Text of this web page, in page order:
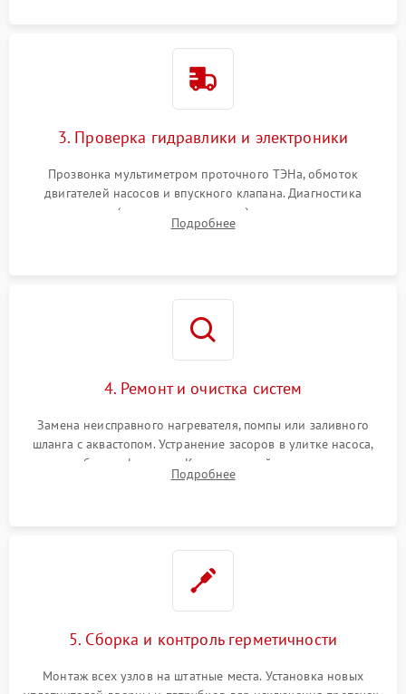
3. Проверка гидравлики и электроники
Прозвонка мультиметром проточного ТЭНа, обмоток
двигателей насосов и впускного клапана. Диагностика
прессостата (датчика уровня воды), датчика мутности,
концевика дверцы и электронного модуля управления.
Подробнее
4. Ремонт и очистка систем
Замена неисправного нагревателя, помпы или заливного
шланга с аквастопом. Устранение засоров в улитке насоса,
патрубках и фильтрах. Компонентный ремонт платы
управления, восстановление поврежденной проводки.
Подробнее
5. Сборка и контроль герметичности
Монтаж всех узлов на штатные места. Установка новых